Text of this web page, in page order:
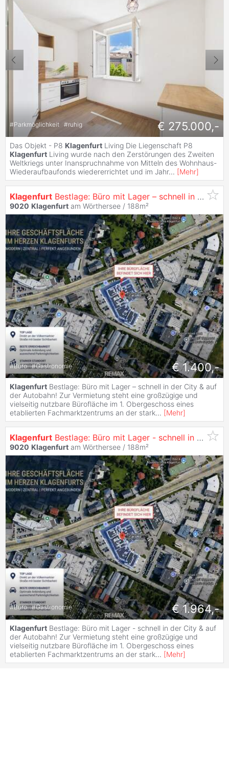
#Parkmöglichkeit #ruhig € 275.000,-
Das Objekt - P8 Klagenfurt Living Die Liegenschaft P8
Klagenfurt Living wurde nach den Zerstörungen des Zweiten
Weltkriegs unter Inanspruchnahme von Mitteln des Wohnhaus-
Wiederaufbaufonds wiedererrichtet und im Jahr... [Mehr]
Klagenfurt Bestlage: Büro mit Lager – schnell in der City & auf der Autobahn!
9020 Klagenfurt am Wörthersee / 188m²
#Büro #Gastronomie € 1.400,-
Klagenfurt Bestlage: Büro mit Lager – schnell in der City & auf
der Autobahn! Zur Vermietung steht eine großzügige und
vielseitig nutzbare Bürofläche im 1. Obergeschoss eines
etablierten Fachmarktzentrums an der stark... [Mehr]
Klagenfurt Bestlage: Büro mit Lager - schnell in der City & auf der Autobahn!
9020 Klagenfurt am Wörthersee / 188m²
#Büro #Gastronomie € 1.964,-
Klagenfurt Bestlage: Büro mit Lager - schnell in der City & auf
der Autobahn! Zur Vermietung steht eine großzügige und
vielseitig nutzbare Bürofläche im 1. Obergeschoss eines
etablierten Fachmarktzentrums an der stark... [Mehr]